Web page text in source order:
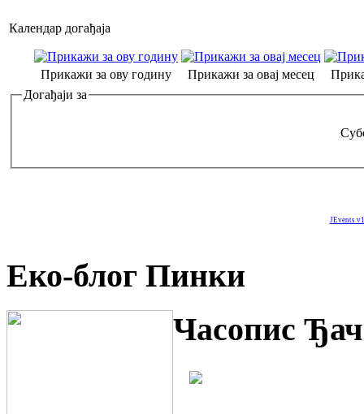
Календар догађаја
Прикажи за ову годину Прикажи за овај месец
Догађаји за
JEvents
Еко-блог Пинки
Часопис